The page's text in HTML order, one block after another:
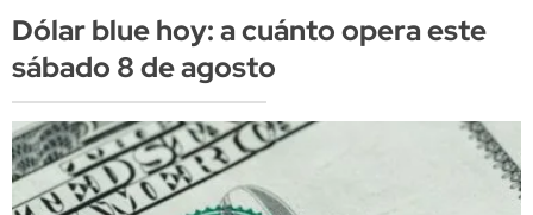
Dólar blue hoy: a cuánto opera este
sábado 8 de agosto